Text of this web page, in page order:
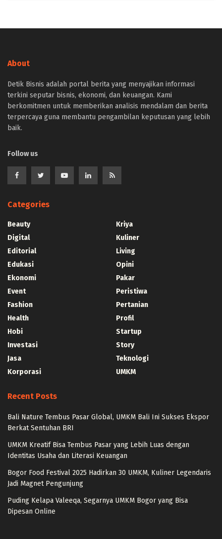
About
Detik Bisnis adalah portal berita yang menyajikan informasi
terkini seputar bisnis, ekonomi, dan keuangan. Kami
berkomitmen untuk memberikan analisis mendalam dan berita
terpercaya guna membantu pengambilan keputusan yang lebih
baik.
Follow us
Categories
Beauty
Digital
Editorial
Edukasi
Ekonomi
Event
Fashion
Health
Hobi
Investasi
Jasa
Korporasi
Kriya
Kuliner
Living
Opini
Pakar
Peristiwa
Pertanian
Profil
Startup
Story
Teknologi
UMKM
Recent Posts
Bali Nature Tembus Pasar Global, UMKM Bali Ini Sukses Ekspor
Berkat Sentuhan BRI
UMKM Kreatif Bisa Tembus Pasar yang Lebih Luas dengan
Identitas Usaha dan Literasi Keuangan
Bogor Food Festival 2025 Hadirkan 30 UMKM, Kuliner Legendaris
Jadi Magnet Pengunjung
Puding Kelapa Valeeqa, Segarnya UMKM Bogor yang Bisa
Dipesan Online